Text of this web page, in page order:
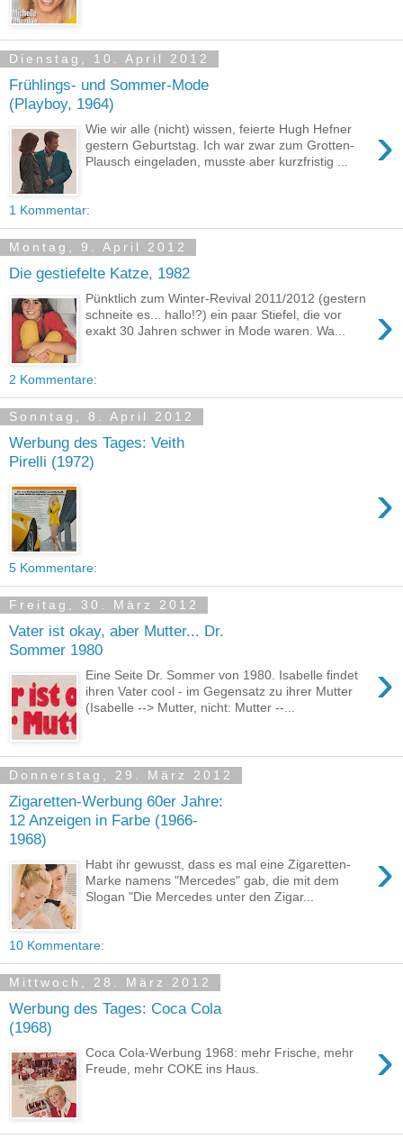
Dienstag, 10. April 2012
Frühlings- und Sommer-Mode
(Playboy, 1964)
›
Wie wir alle (nicht) wissen, feierte Hugh Hefner
gestern Geburtstag. Ich war zwar zum Grotten-
Plausch eingeladen, musste aber kurzfristig ...
1 Kommentar:
Montag, 9. April 2012
Die gestiefelte Katze, 1982
›
Pünktlich zum Winter-Revival 2011/2012 (gestern
schneite es... hallo!?) ein paar Stiefel, die vor
exakt 30 Jahren schwer in Mode waren. Wa...
2 Kommentare:
Sonntag, 8. April 2012
Werbung des Tages: Veith
Pirelli (1972)
›
5 Kommentare:
Freitag, 30. März 2012
Vater ist okay, aber Mutter... Dr.
Sommer 1980
›
Eine Seite Dr. Sommer von 1980. Isabelle findet
ihren Vater cool - im Gegensatz zu ihrer Mutter
(Isabelle --> Mutter, nicht: Mutter --...
Donnerstag, 29. März 2012
Zigaretten-Werbung 60er Jahre:
12 Anzeigen in Farbe (1966-
1968)
›
Habt ihr gewusst, dass es mal eine Zigaretten-
Marke namens "Mercedes" gab, die mit dem
Slogan "Die Mercedes unter den Zigar...
10 Kommentare:
Mittwoch, 28. März 2012
Werbung des Tages: Coca Cola
(1968)
›
Coca Cola-Werbung 1968: mehr Frische, mehr
Freude, mehr COKE ins Haus.